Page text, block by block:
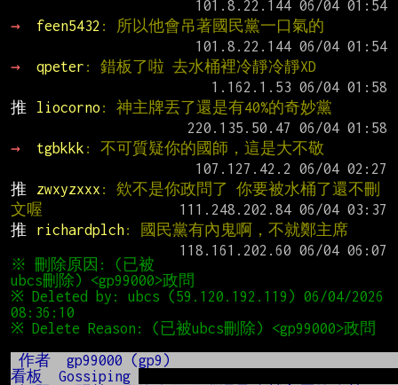
→
feen5432 : 所以他會吊著國民黨一口氣的
→
qpeter : 錯板了啦 去水桶裡冷靜冷靜XD
推
liocorno : 神主牌丟了還是有40%的奇妙黨
→
tgbkkk : 不可質疑你的國師，這是大不敬
推
zwxyzxxx : 欸不是你政問了 你要被水桶了還不刪
文喔
推
richardplch: 國民黨有內鬼啊，不就鄭主席
※ 刪除原因: (已被
※ Deleted by: ubcs (59.120.192.119) 06/04/2026
看板  Gossiping